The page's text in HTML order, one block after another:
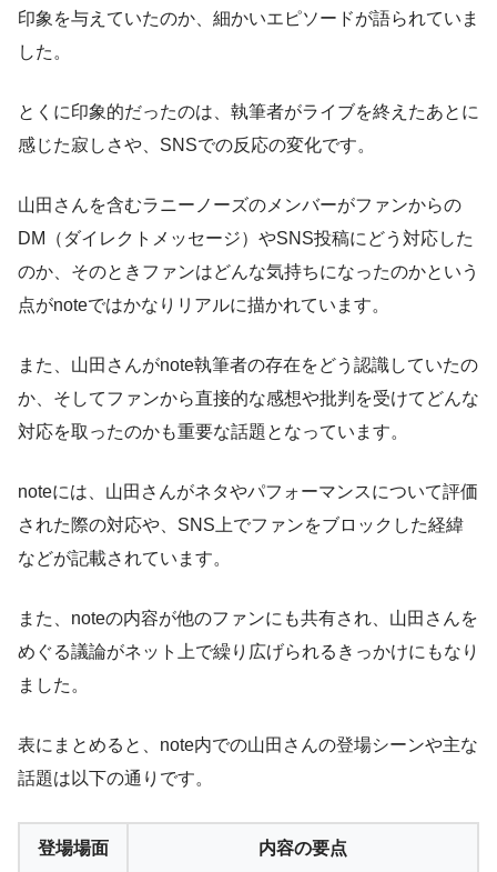
印象を与えていたのか、細かいエピソードが語られていま
した。
とくに印象的だったのは、執筆者がライブを終えたあとに
感じた寂しさや、SNSでの反応の変化です。
山田さんを含むラニーノーズのメンバーがファンからの
DM（ダイレクトメッセージ）やSNS投稿にどう対応した
のか、そのときファンはどんな気持ちになったのかという
点がnoteではかなりリアルに描かれています。
また、山田さんがnote執筆者の存在をどう認識していたの
か、そしてファンから直接的な感想や批判を受けてどんな
対応を取ったのかも重要な話題となっています。
noteには、山田さんがネタやパフォーマンスについて評価
された際の対応や、SNS上でファンをブロックした経緯
などが記載されています。
また、noteの内容が他のファンにも共有され、山田さんを
めぐる議論がネット上で繰り広げられるきっかけにもなり
ました。
表にまとめると、note内での山田さんの登場シーンや主な
話題は以下の通りです。
登場場面 内容の要点